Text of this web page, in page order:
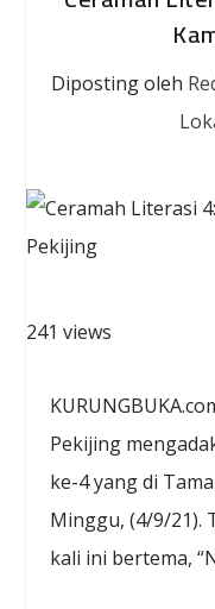
Diposting oleh
241 views
Pekijing
ke-4 yang di
Minggu, (4/9/21).
kali ini bertema,